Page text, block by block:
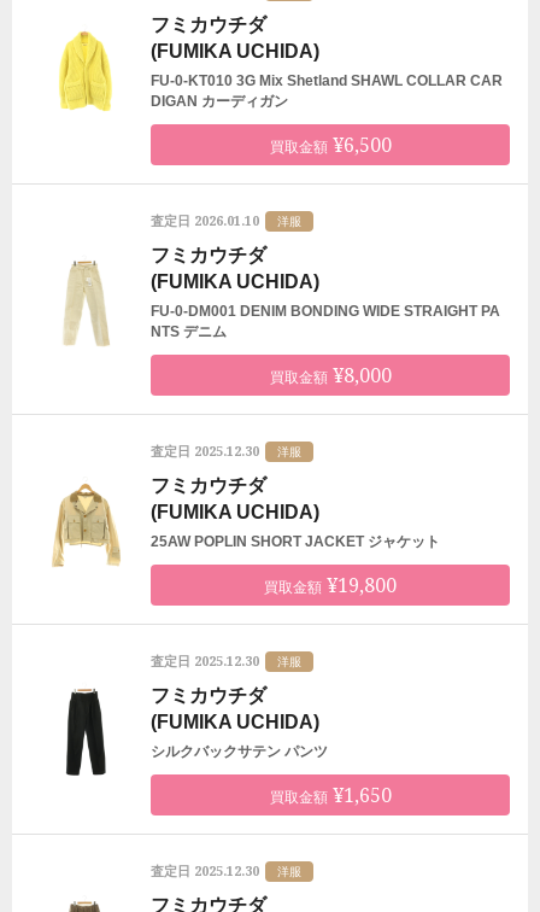
フミカウチダ
(FUMIKA UCHIDA)
FU-0-KT010 3G Mix Shetland SHAWL COLLAR CAR
DIGAN カーディガン
買取金額¥6,500
査定日 2026.01.10 洋服
フミカウチダ
(FUMIKA UCHIDA)
FU-0-DM001 DENIM BONDING WIDE STRAIGHT PA
NTS デニム
買取金額¥8,000
査定日 2025.12.30 洋服
フミカウチダ
(FUMIKA UCHIDA)
25AW POPLIN SHORT JACKET ジャケット
買取金額 ¥19,800
査定日 2025.12.30 洋服
フミカウチダ
(FUMIKA UCHIDA)
シルクバックサテン パンツ
買取金額¥1,650
査定日 2025.12.30 洋服
フミカウチダ